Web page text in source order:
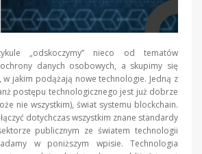
„odskoczymy” nieco od tematów
danych osobowych, a skupimy się
jakim podążają nowe technologie. Jedną z
postępu technologicznego jest już dobrze
nie wszystkim), świat systemu blockchain.
dotychczas wszystkim znane standardy
publicznym ze światem technologii
w poniższym wpisie. Technologia